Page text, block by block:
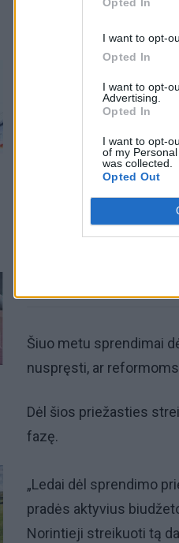
I want to opt-
Opted In
I want to opt-
Advertising.
Opted In
I want to opt-
of my
was collected.
Opted Out
Šiuo metu
Šiuo metu sprendimai
nuspręsti, ar
Dėl šios priežasties
fazę.
„Ledai dėl sprendimo
pradės aktyvius
Norintieji streikuoti tą